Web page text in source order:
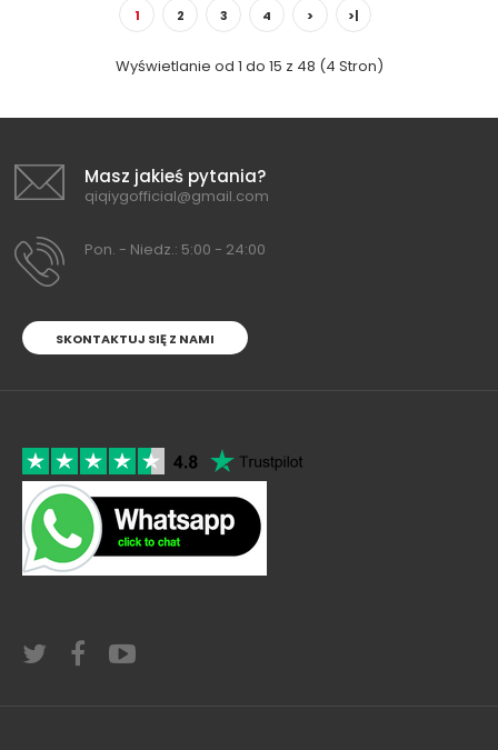
1 2 3 4 > >|
Wyświetlanie od 1 do 15 z 48 (4 Stron)
Masz jakieś pytania?
qiqiygofficial@gmail.com
Pon. - Niedz.: 5:00 - 24:00
SKONTAKTUJ SIĘ Z NAMI